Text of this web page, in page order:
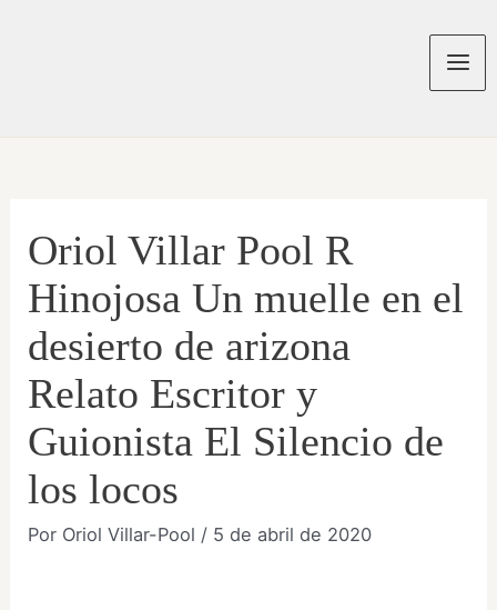
Oriol Villar Pool R
Hinojosa Un muelle en el
desierto de arizona
Relato Escritor y
Guionista El Silencio de
los locos
Por Oriol Villar-Pool / 5 de abril de 2020